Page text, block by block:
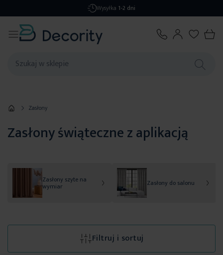
Darmowa dostawaod 299,99 zł
Zasłony
Zasłony świąteczne z aplikacją
Zasłony szyte na
wymiar Zasłony do salonu
Filtruj i sortuj